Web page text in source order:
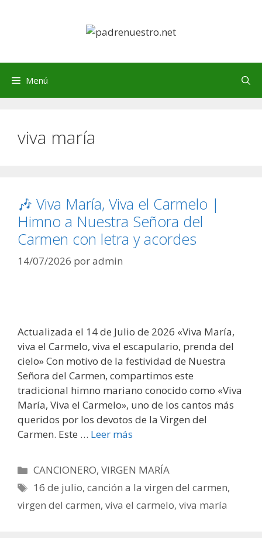
Menú
viva maría
🎶 Viva María, Viva el Carmelo |
Himno a Nuestra Señora del
Carmen con letra y acordes
14/07/2026 poradmin
Actualizada el 14 de Julio de 2026 «Viva María,
viva el Carmelo, viva el escapulario, prenda del
cielo» Con motivo de la festividad de Nuestra
Señora del Carmen, compartimos este
tradicional himno mariano conocido como «Viva
María, Viva el Carmelo», uno de los cantos más
queridos por los devotos de la Virgen del
Carmen. Este … Leer más
Categorías
CANCIONERO,VIRGEN MARÍA
Etiquetas
16 de julio,canción a la virgen del carmen,
virgen del carmen, viva el carmelo, viva maría